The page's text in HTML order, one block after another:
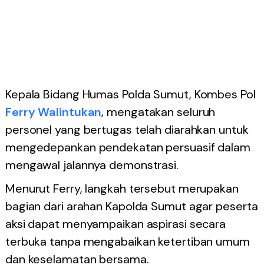
Kepala Bidang Humas Polda Sumut, Kombes Pol
Ferry Walintukan, mengatakan seluruh
personel yang bertugas telah diarahkan untuk
mengedepankan pendekatan persuasif dalam
mengawal jalannya demonstrasi.
Menurut Ferry, langkah tersebut merupakan
bagian dari arahan Kapolda Sumut agar peserta
aksi dapat menyampaikan aspirasi secara
terbuka tanpa mengabaikan ketertiban umum
dan keselamatan bersama.